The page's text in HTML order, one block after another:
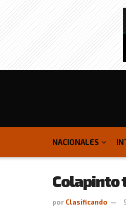
NACIONALES
Colapinto
por Clasificando